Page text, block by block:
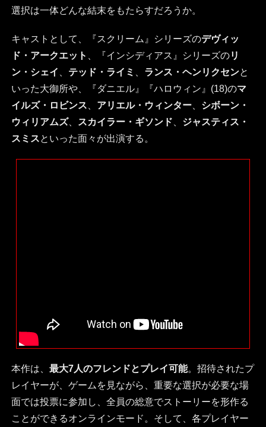
選択は一体どんな結末をもたらすだろうか。
キャストとして、『スクリーム』シリーズのデヴィッ
ド・アークエット
、『インシディアス』シリーズのリ
ン・シェイ
テッド・ライミ ランス・ヘンリクセンと
いった大御所や、『ダニエル』『ハロウィン』(18)のマ
イルズ・ロビンス
アリエル・ウィンター、 シボーン・
ウィリアムズ、 スカイラー・ギソンド
ジャスティス・
スミスといった面々が出演する。
本作は、 最大7人のフレンドとプレイ可能。招待されたプ
レイヤーが、ゲームを見ながら、重要な選択が必要な場
面では投票に参加し、全員の総意でストーリーを形作る
ことができるオンラインモード。そして、各プレイヤー